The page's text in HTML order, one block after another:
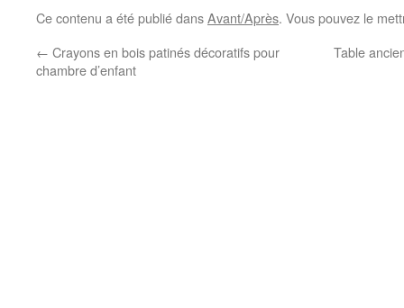
Ce contenu a été publié dansAvant/Après. Vous pouvez le
← Crayons en bois patinés décoratifs pour
chambre d’enfant
Table